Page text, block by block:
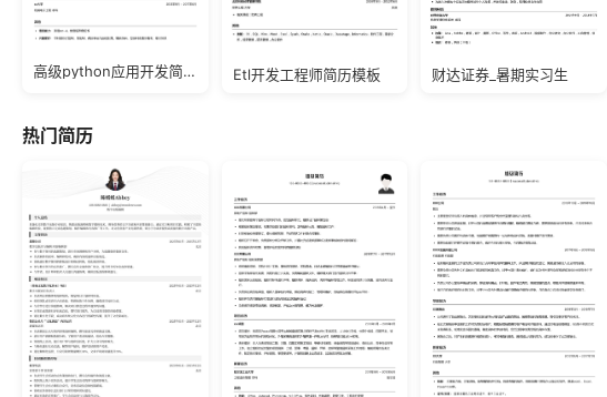
高级python应用开发简历模板 Etl开发工程师简历模板 财达证券_暑期实习生
热门简历